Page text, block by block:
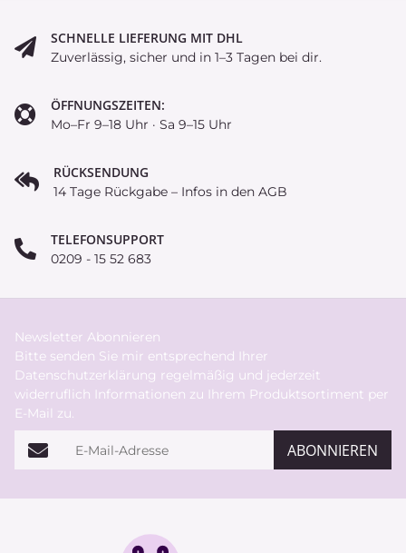
SCHNELLE LIEFERUNG MIT DHL
Zuverlässig, sicher und in 1–3 Tagen bei dir.
ÖFFNUNGSZEITEN:
Mo–Fr 9–18 Uhr · Sa 9–15 Uhr
RÜCKSENDUNG
14 Tage Rückgabe – Infos in den AGB
TELEFONSUPPORT
0209 - 15 52 683
Newsletter Abonnieren
Bitte senden Sie mir entsprechend Ihrer
Datenschutzerklärung regelmäßig und jederzeit
widerruflich Informationen zu Ihrem Produktsortiment per
E-Mail zu.
E-Mail-Adresse ABONNIEREN